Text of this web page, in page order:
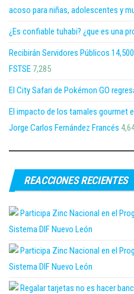
acoso para niñas, adolescentes y
¿Es confiable tuhabi? ¿que es una
Recibirán Servidores Públicos
FSTSE 7,285
El City Safari de Pokémon GO
El impacto de los tamales gourmet
Jorge Carlos Fernández Francés
REACCIONES RECIENTES
Participa Zinc Nacional en el
Sistema DIF Nuevo León
Participa Zinc Nacional en el
Sistema DIF Nuevo León
Regalar tarjetas no es hacer